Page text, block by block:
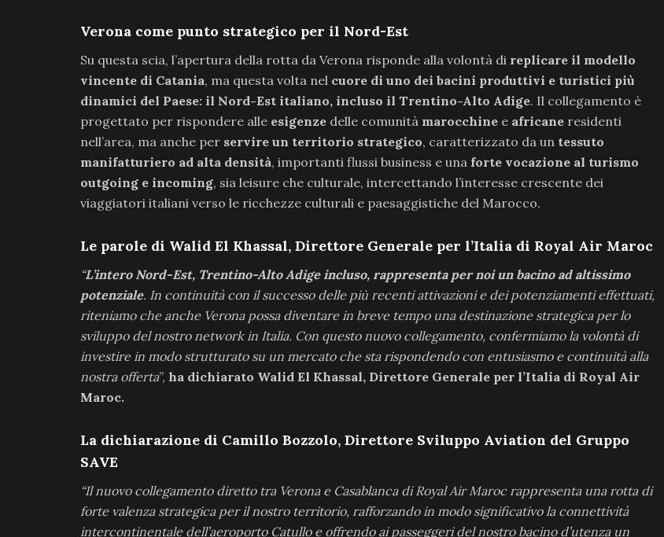
Verona come punto strategico per il Nord-Est
Su questa scia, l’apertura della rotta da Verona risponde alla volontà di replicare il modello
vincente di Catania, ma questa volta nel cuore di uno dei bacini produttivi e turistici più
dinamici del Paese: il Nord-Est italiano, incluso il Trentino-Alto Adige. Il collegamento è
progettato per rispondere alle esigenze delle comunità marocchine e africane residenti
nell’area, ma anche per servire un territorio strategico, caratterizzato da un tessuto
manifatturiero ad alta densità, importanti flussi business e una forte vocazione al turismo
outgoing e incoming, sia leisure che culturale, intercettando l’interesse crescente dei
viaggiatori italiani verso le ricchezze culturali e paesaggistiche del Marocco.
Le parole di Walid El Khassal, Direttore Generale per l’Italia di Royal Air Maroc
“L’intero Nord-Est, Trentino-Alto Adige incluso, rappresenta per noi un bacino ad altissimo
potenziale. In continuità con il successo delle più recenti attivazioni e dei potenziamenti effettuati,
riteniamo che anche Verona possa diventare in breve tempo una destinazione strategica per lo
sviluppo del nostro network in Italia. Con questo nuovo collegamento, confermiamo la volontà di
investire in modo strutturato su un mercato che sta rispondendo con entusiasmo e continuità alla
nostra offerta”, ha dichiarato Walid El Khassal, Direttore Generale per l’Italia di Royal Air
Maroc.
La dichiarazione di Camillo Bozzolo, Direttore Sviluppo Aviation del Gruppo
SAVE
“Il nuovo collegamento diretto tra Verona e Casablanca di Royal Air Maroc rappresenta una rotta di
forte valenza strategica per il nostro territorio, rafforzando in modo significativo la connettività
intercontinentale dell’aeroporto Catullo e offrendo ai passeggeri del nostro bacino d’utenza un